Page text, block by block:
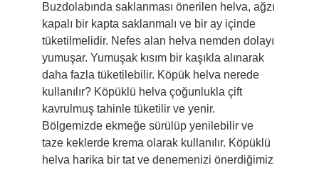
Buzdolabında saklanması önerilen helva, ağzı
kapalı bir kapta saklanmalı ve bir ay içinde
tüketilmelidir. Nefes alan helva nemden dolayı
yumuşar. Yumuşak kısım bir kaşıkla alınarak
daha fazla tüketilebilir. Köpük helva nerede
kullanılır? Köpüklü helva çoğunlukla çift
kavrulmuş tahinle tüketilir ve yenir.
Bölgemizde ekmeğe sürülüp yenilebilir ve
taze keklerde krema olarak kullanılır. Köpüklü
helva harika bir tat ve denemenizi önerdiğimiz